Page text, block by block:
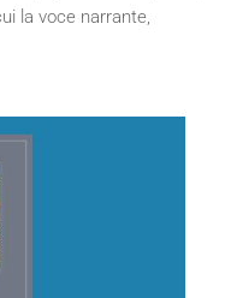
la voce narrante,